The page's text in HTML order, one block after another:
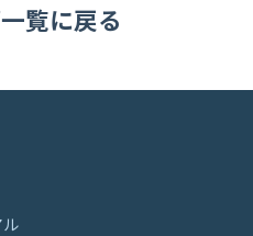
覧に戻る